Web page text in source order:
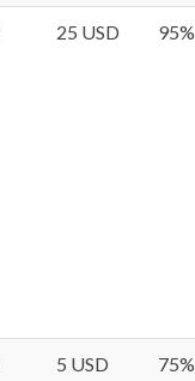
25 USD 95%
5 USD 75%